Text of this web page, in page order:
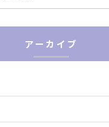
アーカイブ